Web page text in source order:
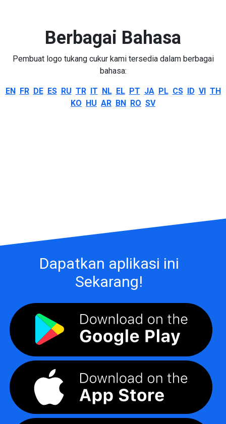
Berbagai Bahasa
Pembuat logo tukang cukur kami tersedia dalam berbagai
bahasa:
EN FR DE ES RU TR IT NL EL PT JA PL CS ID VI TH
KO HU AR BN RO SV
Dapatkan aplikasi ini
Sekarang!